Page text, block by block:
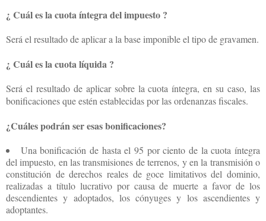
¿ Cuál es la cuota íntegra del impuesto ?
Será el resultado de aplicar a la base imponible el tipo de gravamen.
¿ Cuál es la cuota líquida ?
Será el resultado de aplicar sobre la cuota íntegra, en su caso, las
bonificaciones que estén establecidas por las ordenanzas fiscales.
¿Cuáles podrán ser esas bonificaciones?
Una bonificación de hasta el 95 por ciento de la cuota íntegra
del impuesto, en las transmisiones de terrenos, y en la transmisión o
constitución de derechos reales de goce limitativos del dominio,
realizadas a título lucrativo por causa de muerte a favor de los
descendientes y adoptados, los cónyuges y los ascendientes y
adoptantes.